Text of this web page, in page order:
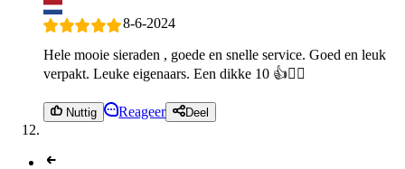
8-6-2024
Hele mooie sieraden , goede en snelle service. Goed en leuk
verpakt. Leuke eigenaars. Een dikke 10 👍🙋‍♀️
Nuttig Reageer Deel